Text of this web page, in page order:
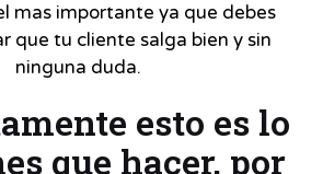
mas importante ya que debes
que tu cliente salga bien y sin
ninguna duda.
esto es lo
que hacer, por